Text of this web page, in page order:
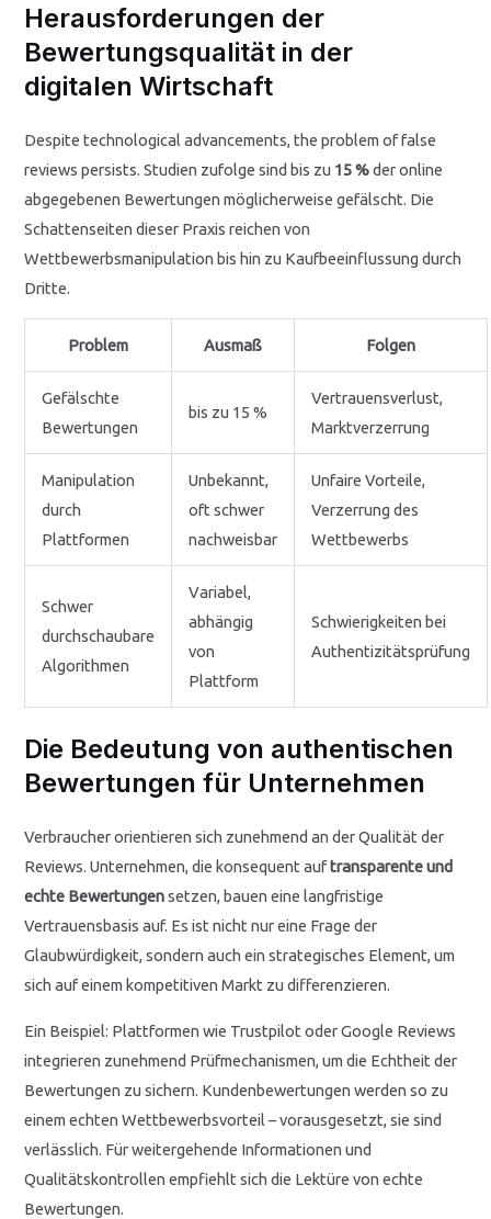
Herausforderungen der
Bewertungsqualität in der
digitalen Wirtschaft
Despite technological advancements, the problem of false
reviews persists. Studien zufolge sind bis zu 15 %der online
abgegebenen Bewertungen möglicherweise gefälscht. Die
Schattenseiten dieser Praxis reichen von
Wettbewerbsmanipulation bis hin zu Kaufbeeinflussung durch
Dritte.
Problem Ausmaß Folgen
Gefälschte
Bewertungen
bis zu 15 %
Vertrauensverlust,
Marktverzerrung
Manipulation
durch
Plattformen
Unbekannt,
oft schwer
nachweisbar
Unfaire Vorteile,
Verzerrung des
Wettbewerbs
Schwer
durchschaubare
Algorithmen
Variabel,
abhängig
von
Plattform
Schwierigkeiten bei
Authentizitätsprüfung
Die Bedeutung von authentischen
Bewertungen für Unternehmen
Verbraucher orientieren sich zunehmend an der Qualität der
Reviews. Unternehmen, die konsequent auftransparente und
echte Bewertungensetzen, bauen eine langfristige
Vertrauensbasis auf. Es ist nicht nur eine Frage der
Glaubwürdigkeit, sondern auch ein strategisches Element, um
sich auf einem kompetitiven Markt zu differenzieren.
Ein Beispiel: Plattformen wie Trustpilot oder Google Reviews
integrieren zunehmend Prüfmechanismen, um die Echtheit der
Bewertungen zu sichern. Kundenbewertungen werden so zu
einem echten Wettbewerbsvorteil – vorausgesetzt, sie sind
verlässlich. Für weitergehende Informationen und
Qualitätskontrollen empfiehlt sich die Lektüre von echte
Bewertungen.